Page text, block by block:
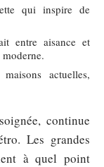
qui inspire de
entre aisance et
actuelles,
continue
Les grandes
à quel point